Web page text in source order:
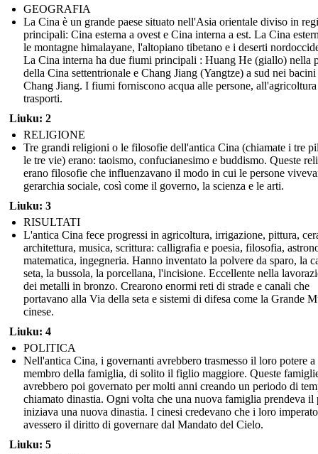
GEOGRAFIA
La Cina è un grande paese situato nell'Asia orientale diviso in
principali: Cina esterna a ovest e Cina interna a est. La Cina
le montagne himalayane, l'altopiano tibetano e i deserti
La Cina interna ha due fiumi principali : Huang He (giallo) nella
della Cina settentrionale e Chang Jiang (Yangtze) a sud nei
Chang Jiang. I fiumi forniscono acqua alle persone,
trasporti.
Liuku: 2
RELIGIONE
Tre grandi religioni o le filosofie dell'antica Cina (chiamate i tre
le tre vie) erano: taoismo, confucianesimo e buddismo. Queste
erano filosofie che influenzavano il modo in cui le persone
gerarchia sociale, così come il governo, la scienza e le arti.
Liuku: 3
RISULTATI
L'antica Cina fece progressi in agricoltura, irrigazione, pittura,
architettura, musica, scrittura: calligrafia e poesia, filosofia,
matematica, ingegneria. Hanno inventato la polvere da sparo, la
seta, la bussola, la porcellana, l'incisione. Eccellente nella
dei metalli in bronzo. Crearono enormi reti di strade e canali che
portavano alla Via della seta e sistemi di difesa come la Grande
cinese.
Liuku: 4
POLITICA
Nell'antica Cina, i governanti avrebbero trasmesso il loro potere a
membro della famiglia, di solito il figlio maggiore. Queste
avrebbero poi governato per molti anni creando un periodo di
chiamato dinastia. Ogni volta che una nuova famiglia prendeva il
iniziava una nuova dinastia. I cinesi credevano che i loro
avessero il diritto di governare dal Mandato del Cielo.
Liuku: 5